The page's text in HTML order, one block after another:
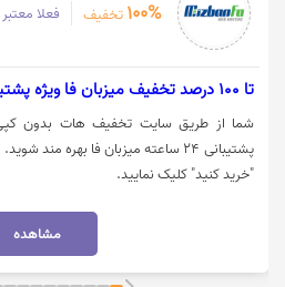
100% تخفیف فعلا معتبر
تا 100 درصد تخفیف میزبان فا ویژه پشتیبانی 24 ساعته
شما از طریق سایت تخفیف هات بدون
پشتیبانی 24 ساعته میزبان فا بهره
"خرید کنید" کلیک نمایید.
مشاهده